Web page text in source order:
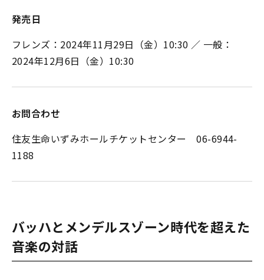
発売日
フレンズ：2024年11月29日（金）10:30 ／ 一般：
2024年12月6日（金）10:30
お問合わせ
住友生命いずみホールチケットセンター 06-6944-
1188
バッハとメンデルスゾーン――時代を超えた
音楽の対話